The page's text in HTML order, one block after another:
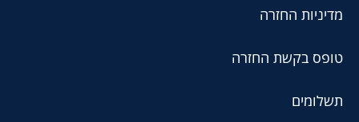
מדיניות החזרה
טופס בקשת החזרה
תשלומים